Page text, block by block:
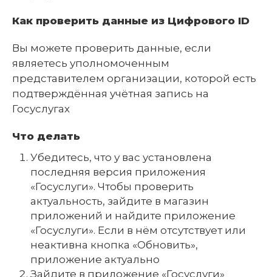
Как проверить данные из Цифрового ID
Вы можете проверить данные, если
являетесь уполномоченным
представителем организации, которой есть
подтверждённая учётная запись на
Госуслугах
Что делать
Убедитесь, что у вас установлена
последняя версия приложения
«Госуслуги». Чтобы проверить
актуальность, зайдите в магазин
приложений и найдите приложение
«Госуслуги». Если в нём отсутствует или
неактивна кнопка «Обновить»,
приложение актуально
Зайдите в приложение «Госуслуги»